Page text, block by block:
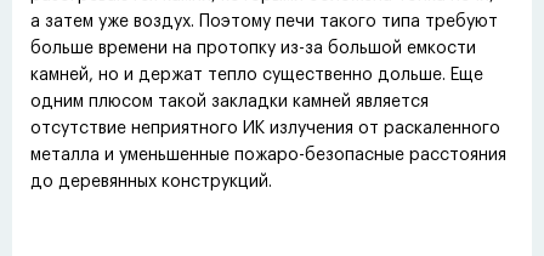
а затем уже воздух. Поэтому печи такого типа требуют
больше времени на протопку из-за большой емкости
камней, но и держат тепло существенно дольше. Еще
одним плюсом такой закладки камней является
отсутствие неприятного ИК излучения от раскаленного
металла и уменьшенные пожаро-безопасные расстояния
до деревянных конструкций.